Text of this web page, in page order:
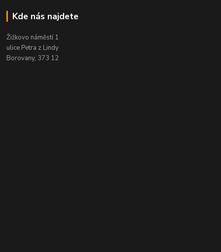
Kde nás najdete
Žižkovo náměstí 1
ulice Petra z Lindy
Borovany, 373 12